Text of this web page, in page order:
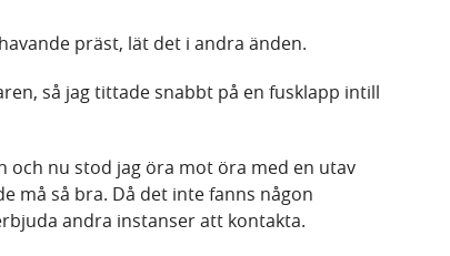
präst, lät det i andra änden.
så jag tittade snabbt på en fusklapp intill
och nu stod jag öra mot öra med en utav
må så bra. Då det inte fanns någon
andra instanser att kontakta.